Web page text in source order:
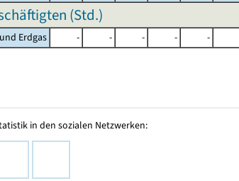
(Std.)
Erdgas - - - - -
in den sozialen Netzwerken: